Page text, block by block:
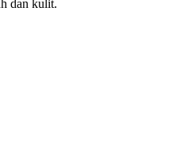
dan kulit.